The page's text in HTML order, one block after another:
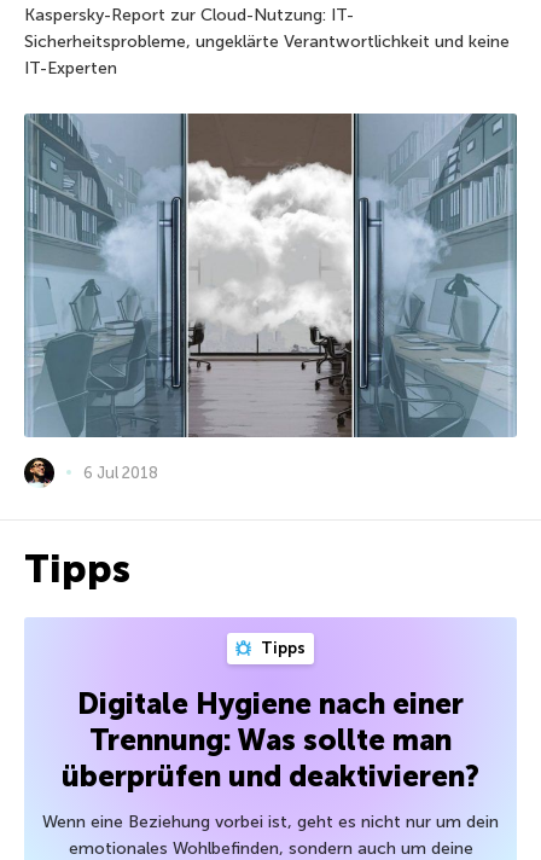
Kaspersky-Report zur Cloud-Nutzung: IT-
Sicherheitsprobleme, ungeklärte Verantwortlichkeit und keine
IT-Experten
6 Jul 2018
Tipps
Tipps
Digitale Hygiene nach einer
Trennung: Was sollte man
überprüfen und deaktivieren?
Wenn eine Beziehung vorbei ist, geht es nicht nur um dein
emotionales Wohlbefinden, sondern auch um deine